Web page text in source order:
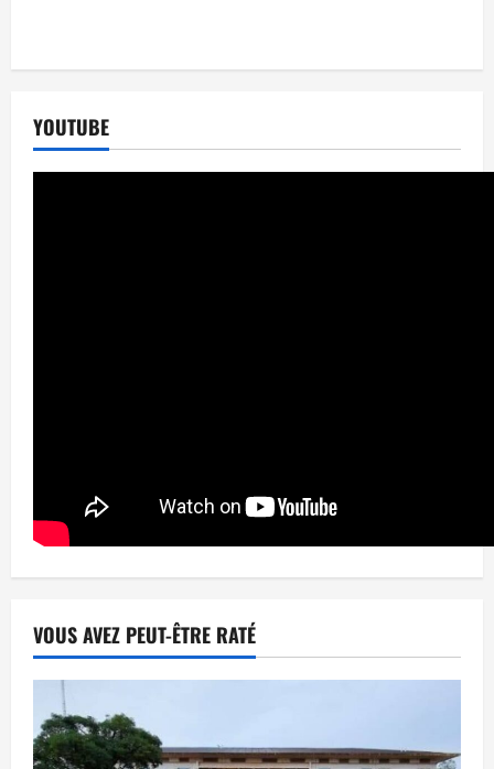
YOUTUBE
VOUS AVEZ PEUT-ÊTRE RATÉ